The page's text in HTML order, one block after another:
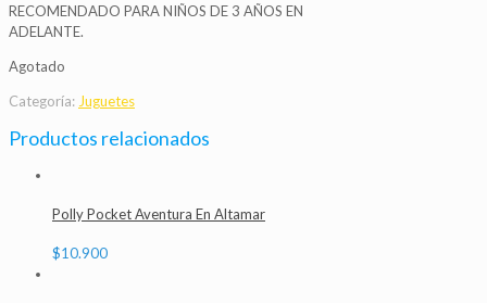
RECOMENDADO PARA NIÑOS DE 3 AÑOS EN
ADELANTE.
Agotado
Categoría: Juguetes
Productos relacionados
Polly Pocket Aventura En Altamar
$10.900